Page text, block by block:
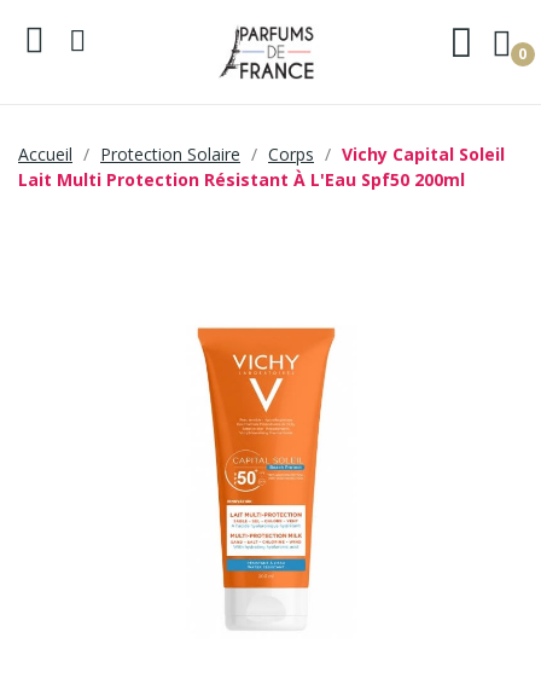
0
Accueil Protection Solaire Corps
Vichy Capital Soleil
Lait Multi Protection Résistant À L'Eau Spf50 200ml